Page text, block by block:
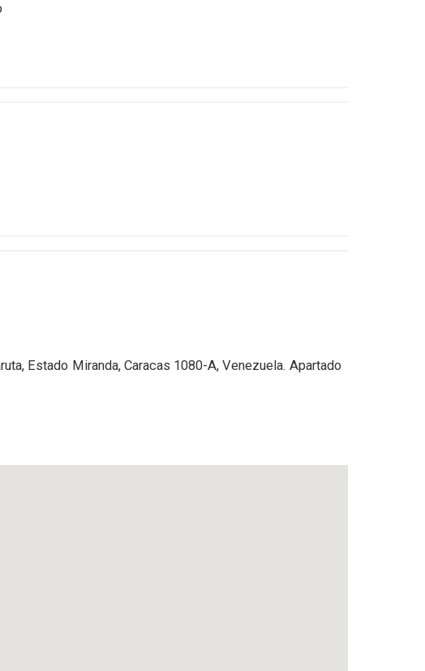
Estado Miranda, Caracas 1080-A, Venezuela. Apartado